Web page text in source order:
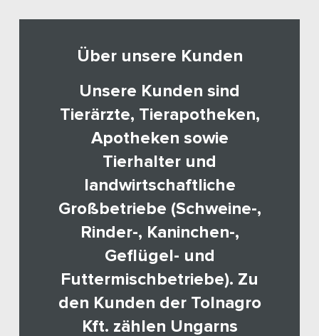
Über unsere Kunden
Unsere Kunden sind
Tierärzte, Tierapotheken,
Apotheken sowie
Tierhalter und
landwirtschaftliche
Großbetriebe (Schweine-,
Rinder-, Kaninchen-,
Geflügel- und
Futtermischbetriebe). Zu
den Kunden der Tolnagro
Kft. zählen Ungarns